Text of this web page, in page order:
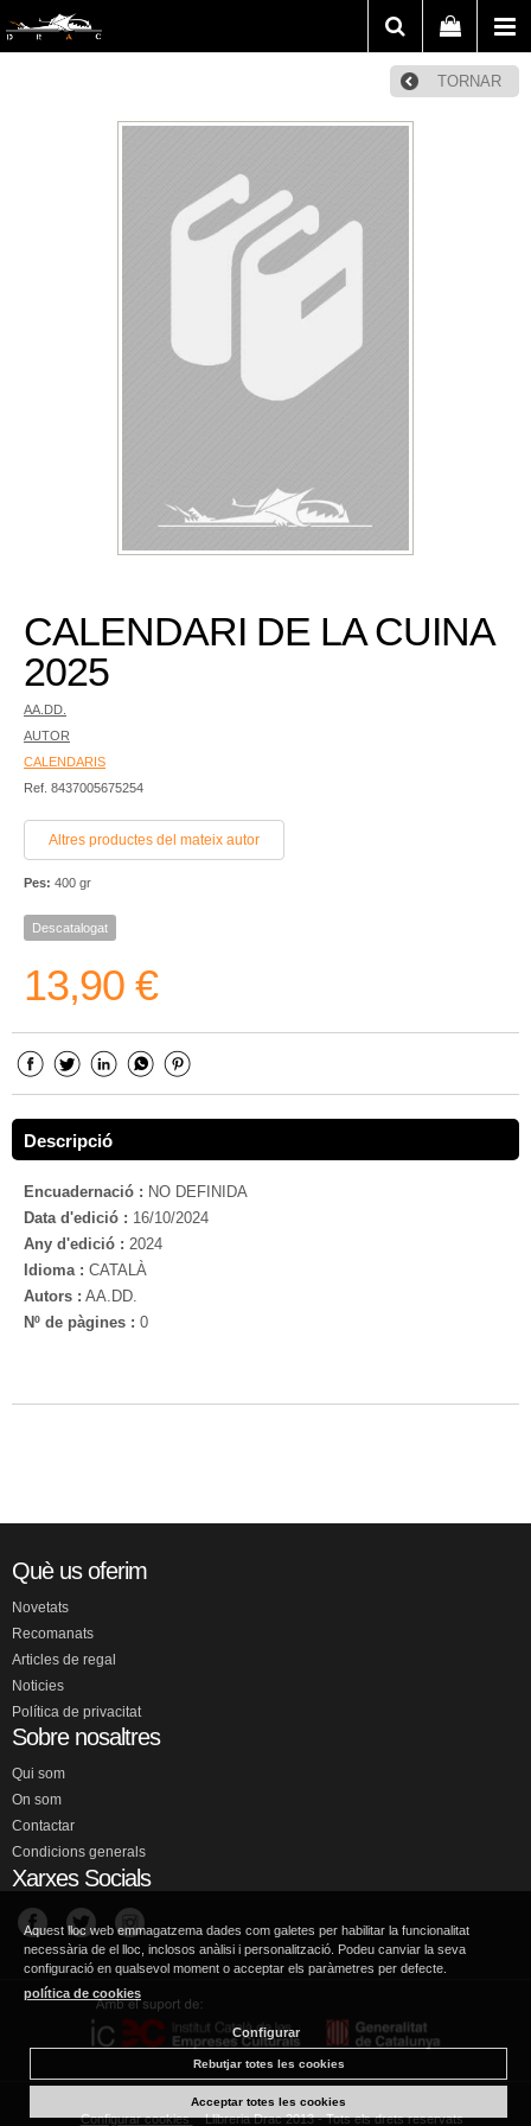
TORNAR
CALENDARI DE LA CUINA
2025
AA.DD.
AUTOR
CALENDARIS
Ref. 8437005675254
Altres productes del mateix autor
Pes: 400 gr
Descatalogat
13,90 €
Descripció
Encuadernació : NO DEFINIDA
Data d'edició : 16/10/2024
Any d'edició : 2024
Idioma : CATALÀ
Autors : AA.DD.
Nº de pàgines : 0
Què us oferim
Novetats
Recomanats
Articles de regal
Noticies
Política de privacitat
Sobre nosaltres
Qui som
On som
Contactar
Condicions generals
Xarxes Socials
Configurar cookies Llibreria Drac 2013 - Tots els drets reservats
Aquest lloc web emmagatzema dades com galetes per habilitar la funcionalitat
necessària de el lloc, inclosos anàlisi i personalització. Podeu canviar la seva
configuració en qualsevol moment o acceptar els paràmetres per defecte.
política de cookies
Configurar
Rebutjar totes les cookies
Acceptar totes les cookies